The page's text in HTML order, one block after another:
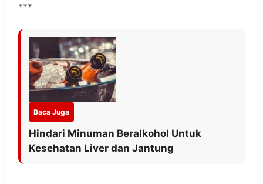
***
Baca Juga
Hindari Minuman Beralkohol Untuk
Kesehatan Liver dan Jantung